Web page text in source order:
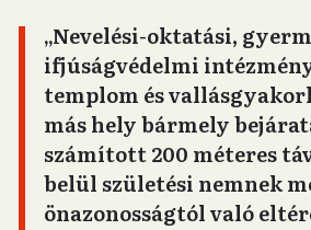
„Nevelési-oktatási,
ifjúságvédelmi
templom és
más hely bármely
számított 200 méteres
belül születési nemnek
önazonosságtól való